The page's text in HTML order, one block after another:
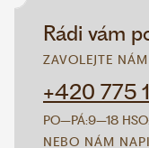
Rádi vám
ZAVOLEJTE NÁM
+420 775
PO–PÁ:9–18 H
NEBO NÁM